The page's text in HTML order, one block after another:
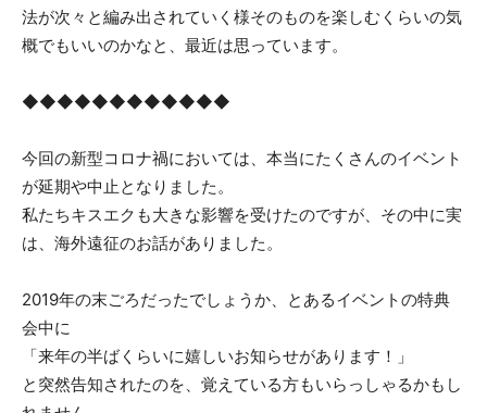
法が次々と編み出されていく様そのものを楽しむくらいの気
概でもいいのかなと、最近は思っています。
◆◆◆◆◆◆◆◆◆◆◆◆
今回の新型コロナ禍においては、本当にたくさんのイベント
が延期や中止となりました。
私たちキスエクも大きな影響を受けたのですが、その中に実
は、海外遠征のお話がありました。
2019年の末ごろだったでしょうか、とあるイベントの特典
会中に
「来年の半ばくらいに嬉しいお知らせがあります！」
と突然告知されたのを、覚えている方もいらっしゃるかもし